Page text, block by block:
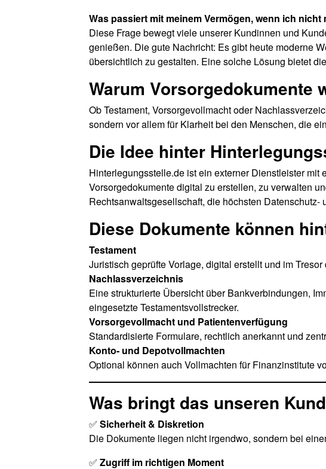
Was passiert mit meinem Vermögen, wenn ich nicht
Diese Frage bewegt viele unserer Kundinnen und
genießen. Die gute Nachricht: Es gibt heute moderne
übersichtlich zu gestalten. Eine solche Lösung bietet
Warum Vorsorgedokumente
Ob Testament, Vorsorgevollmacht oder
sondern vor allem für Klarheit bei den Menschen, die
Die Idee hinter
Hinterlegungsstelle.de ist ein externer Dienstleister
Vorsorgedokumente digital zu erstellen, zu verwalten
Rechtsanwaltsgesellschaft, die höchsten Datenschutz-
Diese Dokumente können
Testament
Juristisch geprüfte Vorlage, digital erstellt und im
Nachlassverzeichnis
Eine strukturierte Übersicht über Bankverbindungen,
eingesetzte Testamentsvollstrecker.
Vorsorgevollmacht und Patientenverfügung
Standardisierte Formulare, rechtlich anerkannt und
Konto- und Depotvollmachten
Optional können auch Vollmachten für Finanzinstitute
Was bringt das unseren
✅Sicherheit & Diskretion
Die Dokumente liegen nicht irgendwo, sondern bei
✅Zugriff im richtigen Moment